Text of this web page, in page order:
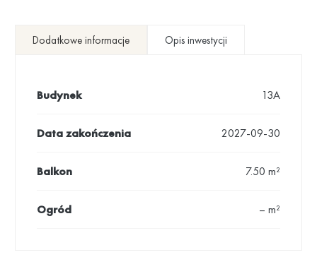
Dodatkowe informacje Opis inwestycji
Budynek 13A
Data zakończenia 2027-09-30
Balkon 7.50 m²
Ogród – m²